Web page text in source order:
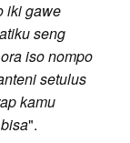
iki gawe
seng
iso nompo
setulus
kamu
".